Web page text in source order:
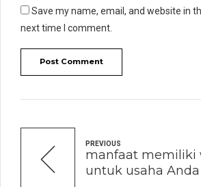
Save my name, email, and website in
next time I comment.
Post Comment
PREVIOUS
manfaat memiliki
untuk usaha Anda